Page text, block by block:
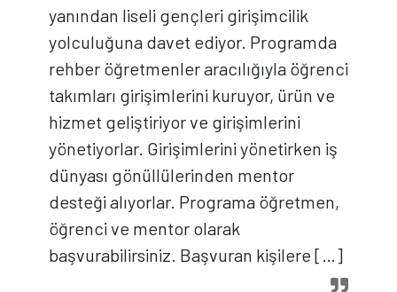
yanından liseli gençleri girişimcilik
yolculuğuna davet ediyor. Programda
rehber öğretmenler aracılığıyla öğrenci
takımları girişimlerini kuruyor, ürün ve
hizmet geliştiriyor ve girişimlerini
yönetiyorlar. Girişimlerini yönetirken iş
dünyası gönüllülerinden mentor
desteği alıyorlar. Programa öğretmen,
öğrenci ve mentor olarak
başvurabilirsiniz. Başvuran kişilere […]